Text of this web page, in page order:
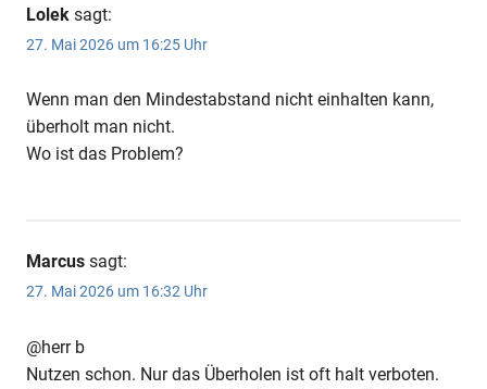
Lolek sagt:
27. Mai 2026 um 16:25 Uhr
Wenn man den Mindestabstand nicht einhalten kann,
überholt man nicht.
Wo ist das Problem?
Marcus sagt:
27. Mai 2026 um 16:32 Uhr
@herr b
Nutzen schon. Nur das Überholen ist oft halt verboten.